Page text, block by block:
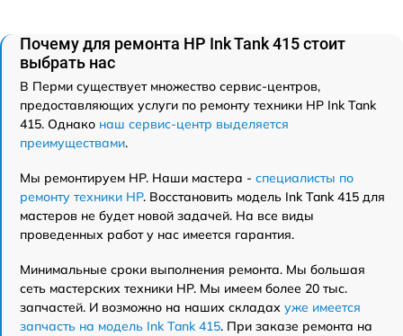
Почему для ремонта HP Ink Tank 415 стоит
выбрать нас
В Перми существует множество сервис-центров,
предоставляющих услуги по ремонту техники HP Ink Tank
415. Однако наш сервис-центр выделяется
преимуществами.
Мы ремонтируем HP. Наши мастера - специалисты по
ремонту техники HP. Восстановить модель Ink Tank 415 для
мастеров не будет новой задачей. На все виды
проведенных работ у нас имеется гарантия.
Минимальные сроки выполнения ремонта. Мы большая
сеть мастерских техники HP. Мы имеем более 20 тыс.
запчастей. И возможно на наших складах уже имеется
запчасть на модель Ink Tank 415. При заказе ремонта на